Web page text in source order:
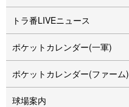
トラ番LIVEニュース
ポケットカレンダー(一軍)
ポケットカレンダー(ファーム)
球場案内